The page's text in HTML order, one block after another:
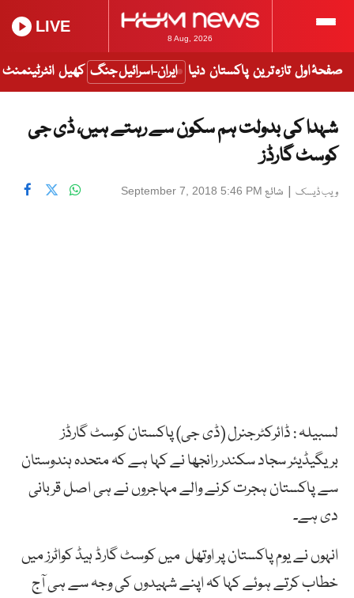
8 Aug, 2026
LIVE
صفحۂ اول تازہ ترین پاکستان دنیا ایران-اسرائیل جنگ کھیل انٹرٹینمنٹ
شہدا کی بدولت ہم سکون سے رہتے ہیں، ڈی جی
کوسٹ گارڈز
ویب ڈیسک | شائع September 7, 2018 5:46 PM
لسبیلہ : ڈائرکٹرجنرل (ڈی جی) پاکستان کوسٹ گارڈز
بریگیڈیئر سجاد سکندر رانجھا نے کہا ہے کہ متحدہ ہندوستان
سے پاکستان ہجرت کرنے والے مہاجروں نے ہی اصل قربانی
دی ہے۔
انہوں نے یوم پاکستان پر اوتھل میں کوسٹ گارڈ ہیڈ کواٹرز میں
خطاب کرتے ہوئے کہا کہ اپنے شہیدوں کی وجہ سے ہی آج